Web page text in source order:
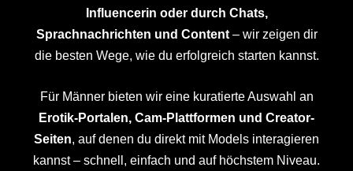
Influencerin oder durch Chats,
Sprachnachrichten und Content– wir zeigen dir
die besten Wege, wie du erfolgreich starten kannst.
Für Männer bieten wir eine kuratierte Auswahl an
Erotik-Portalen, Cam-Plattformen und Creator-
Seiten, auf denen du direkt mit Models interagieren
kannst – schnell, einfach und auf höchstem Niveau.